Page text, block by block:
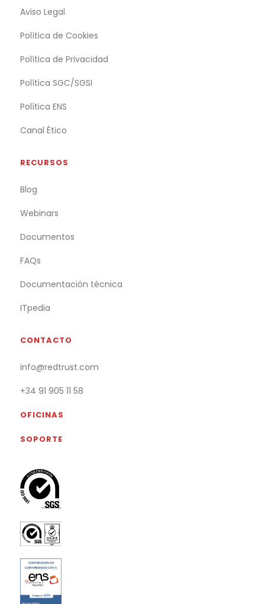
Aviso Legal
Política de Cookies
Política de Privacidad
Política SGC/SGSI
Política ENS
Canal Ético
RECURSOS
Blog
Webinars
Documentos
FAQs
Documentación técnica
ITpedia
CONTACTO
info@redtrust.com
+34 91 905 11 58
OFICINAS
SOPORTE